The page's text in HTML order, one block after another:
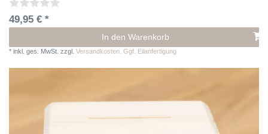
49,95 € *
In den Warenkorb
* inkl. ges. MwSt. zzgl. Versandkosten. Ggf. Eilanfertigung